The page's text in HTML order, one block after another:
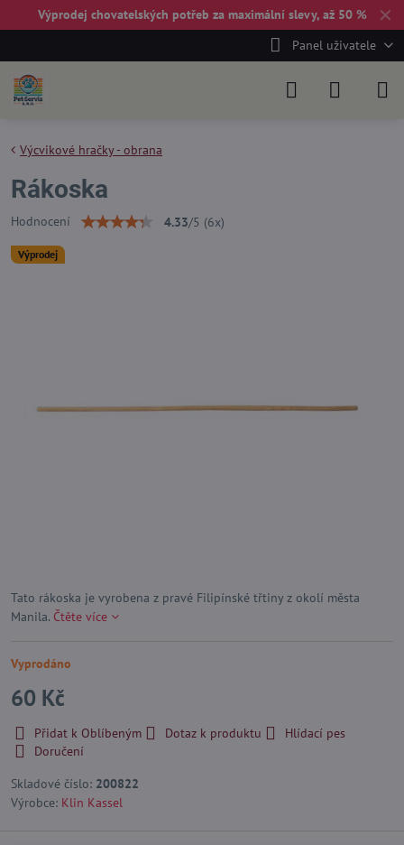
✕
Výprodej chovatelských potřeb za maximální slevy, až 50 %
Panel uživatele
Výprodej
Výcvikové hračky - obrana
Rákoska
Hodnocení 4.33/5 (6x)
Tato rákoska je vyrobena z pravé Filipínské třtiny z okolí města
Manila. Čtěte více
Vyprodáno
60 Kč
Přidat k Oblíbeným Dotaz k produktu
Hlídací pes
Doručení
Skladové číslo: 200822
Výrobce: Klin Kassel